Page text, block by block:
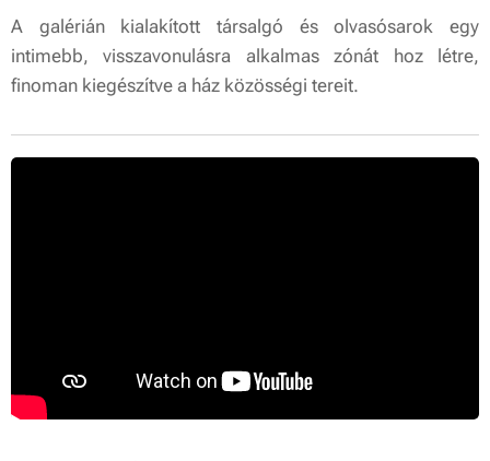
A galérián kialakított társalgó és olvasósarok egy
intimebb, visszavonulásra alkalmas zónát hoz létre,
finoman kiegészítve a ház közösségi tereit.